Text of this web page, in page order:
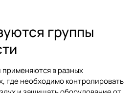
группы
применяются в разных
где необходимо контролировать